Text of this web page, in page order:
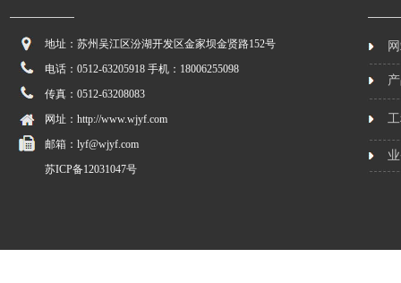
地址：苏州吴江区汾湖开发区金家坝金贤路152号
电话：0512-63205918 手机：18006255098
传真：0512-63208083
网址：http://www.wjyf.com
邮箱：lyf@wjyf.com
苏ICP备12031047号